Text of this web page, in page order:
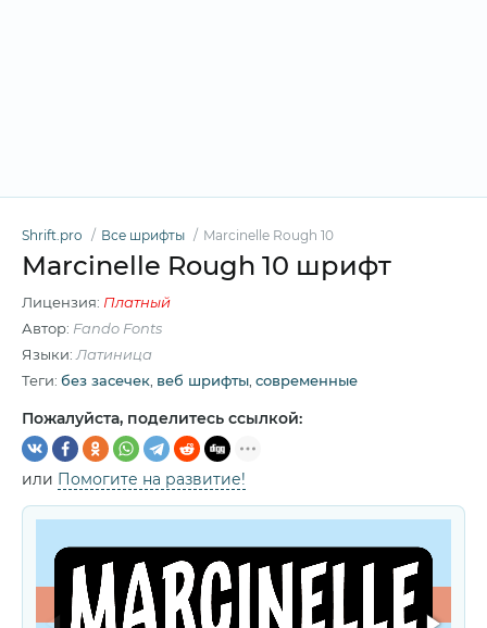
Shrift.pro Все шрифты Marcinelle Rough 10
Marcinelle Rough 10 шрифт
Лицензия: Платный
Автор: Fando Fonts
Языки: Латиница
Теги: без засечек веб шрифты современные
Пожалуйста, поделитесь ссылкой:
или Помогите на развитие!